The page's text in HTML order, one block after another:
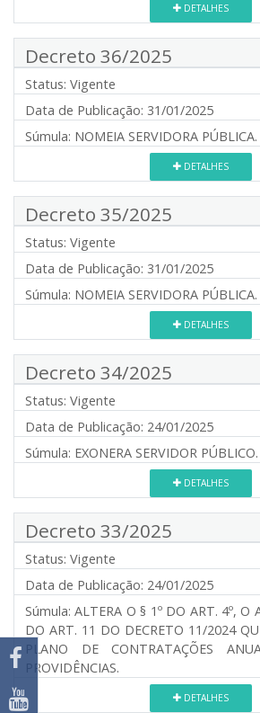
DETALHES
Decreto 36/2025
Status: Vigente
Data de Publicação: 31/01/2025
Súmula: NOMEIA SERVIDORA PÚBLICA.
DETALHES
Decreto 35/2025
Status: Vigente
Data de Publicação: 31/01/2025
Súmula: NOMEIA SERVIDORA PÚBLICA.
DETALHES
Decreto 34/2025
Status: Vigente
Data de Publicação: 24/01/2025
Súmula: EXONERA SERVIDOR PÚBLICO.
DETALHES
Decreto 33/2025
Status: Vigente
Data de Publicação: 24/01/2025
Súmula: ALTERA O § 1º DO ART. 4º, O
DO ART. 11 DO DECRETO 11/2024
PLANO DE CONTRATAÇÕES
PROVIDÊNCIAS.
DETALHES